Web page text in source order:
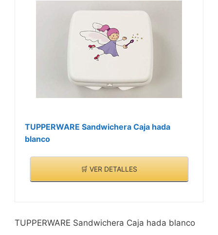
TUPPERWARE Sandwichera Caja hada
blanco
🛒 VER DETALLES
TUPPERWARE Sandwichera Caja hada blanco